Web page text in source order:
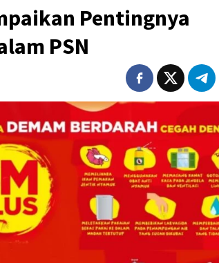
Pentingnya
PSN